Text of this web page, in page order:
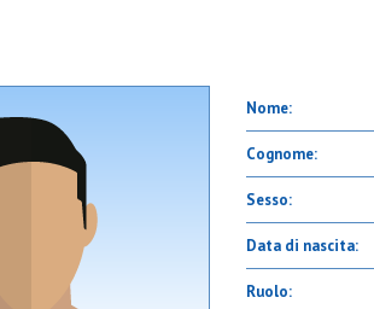
Nome:
Cognome:
Sesso:
Data di nascita:
Ruolo: